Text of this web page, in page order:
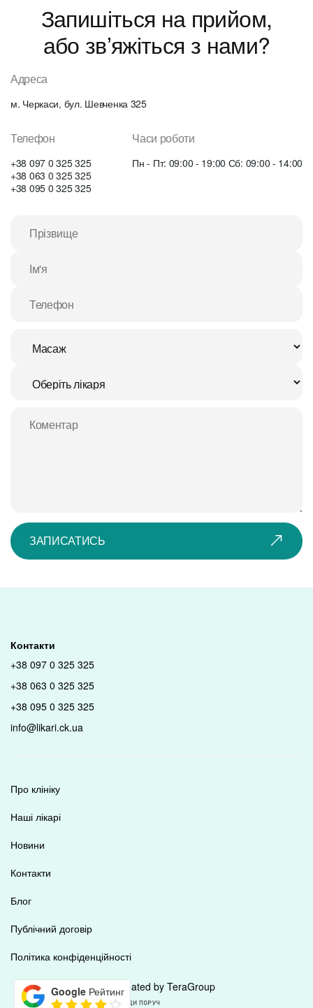
Запишіться на прийом,
або звʼяжіться з нами?
Адреса
м. Черкаси, бул. Шевченка 325
Телефон
+38 097 0 325 325
+38 063 0 325 325
+38 095 0 325 325
Часи роботи
Пн - Пт: 09:00 - 19:00 Сб: 09:00 - 14:00
ЗАПИСАТИСЬ
Контакти
+38 097 0 325 325
+38 063 0 325 325
+38 095 0 325 325
info@likari.ck.ua
Created by TeraGroup
Про клініку
Наші лікарі
Новини
Контакти
Блог
Публічний договір
Політика конфіденційності
Google Рейтинг